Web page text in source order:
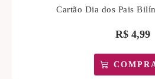
Cartão Dia dos Pais
R$4,99